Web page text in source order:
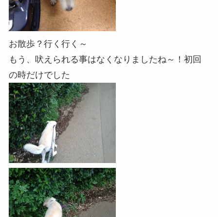
お散歩？行く行く～
もう、吠えられる事はなくなりましたね～！初回
の時だけでした